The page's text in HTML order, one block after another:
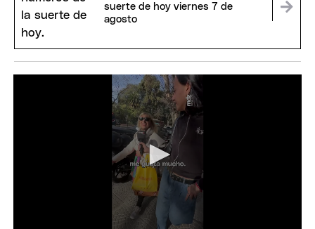
suerte de hoy viernes 7 de
agosto